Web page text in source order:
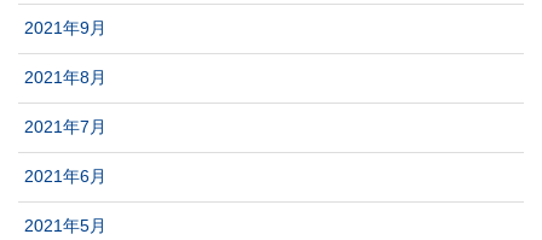
2021年9月
2021年8月
2021年7月
2021年6月
2021年5月